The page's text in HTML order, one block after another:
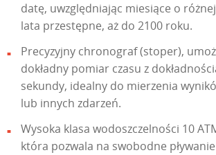
datę, uwzględniając miesiące o
lata przestępne, aż do 2100 roku.
Precyzyjny chronograf (stoper),
dokładny pomiar czasu z
sekundy, idealny do mierzenia
lub innych zdarzeń.
Wysoka klasa wodoszczelności 10
która pozwala na swobodne